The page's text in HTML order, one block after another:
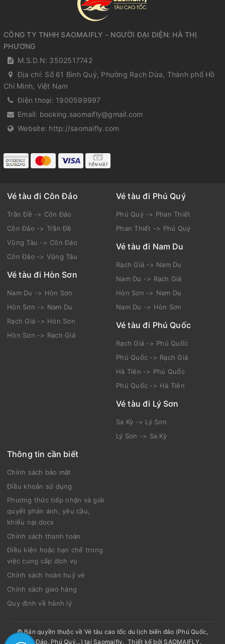
CÔNG TY TNHH SAOMAIFLY - NGƯỜI ĐẠI DIỆN: HÀ THỊ
PHƯƠNG
M.S.D.N: 3502517742
Địa chỉ: Số 61 Bình Quý, Phường Rạch Dừa, Thành phố Hồ
Chí Minh, Việt Nam
Điện thoại: 1900599997
Email: booking.saomaifly@gmail.com
Website: http://saomaifly.com
Vé tàu đi Côn Đảo
Trần Đề -> Côn Đảo
Côn Đảo -> Trần Đề
Vũng Tàu -> Côn Đảo
Côn Đảo -> Vũng Tàu
Vé tàu đi Hòn Sơn
Nam Du -> Hòn Sơn
Hòn Sơn -> Nam Du
Rạch Giá -> Hòn Sơn
Hòn Sơn -> Rạch Giá
Vé tàu đi Phú Quý
Phú Quý -> Phan Thiết
Phan Thiết -> Phú Quý
Vé tàu đi Nam Du
Rạch Giá -> Nam Du
Nam Du -> Rạch Giá
Hòn Sơn -> Nam Du
Nam Du -> Hòn Sơn
Vé tàu đi Phú Quốc
Rạch Giá -> Phú Quốc
Phú Quốc -> Rạch Giá
Hà Tiên -> Phú Quốc
Phú Quốc -> Hà Tiên
Vé tàu đi Lý Sơn
Sa Kỳ -> Lý Sơn
Lý Sơn -> Sa Kỳ
Thông tin cần biết
Chính sách bảo mật
Điều khoản sử dụng
Phương thức tiếp nhận và giải
quyết phản ánh, yêu cầu,
khiếu nại.docx
Chính sách thanh toán
Điều kiện hoặc hạn chế trong
việc cung cấp dịch vụ
Chính sách hoàn huỷ vé
Chính sách giao hàng
Quy định về hành lý
© Bản quyền thuộc về Vé tàu cao tốc du lịch biển đảo (Phú Quốc,
Côn Đảo, Phú Quý...) tại Saomaifly.Thiết kế bởi SAOMAIFLY.